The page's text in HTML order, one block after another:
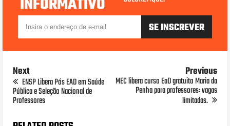
INFORMATIVO
Next
ENSP Libera Pós EAD em Saúde
Pública e Seleção Nacional de
Professores
Previous
MEC libera curso EaD gratuito Maria da
Penha para professores: vagas
limitadas.